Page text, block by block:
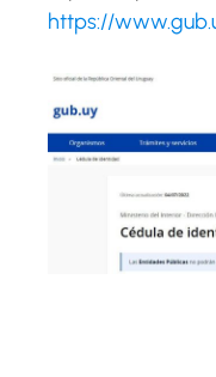
https://